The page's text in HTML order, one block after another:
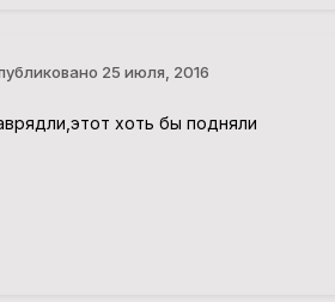
25 июля, 2016
хоть бы подняли